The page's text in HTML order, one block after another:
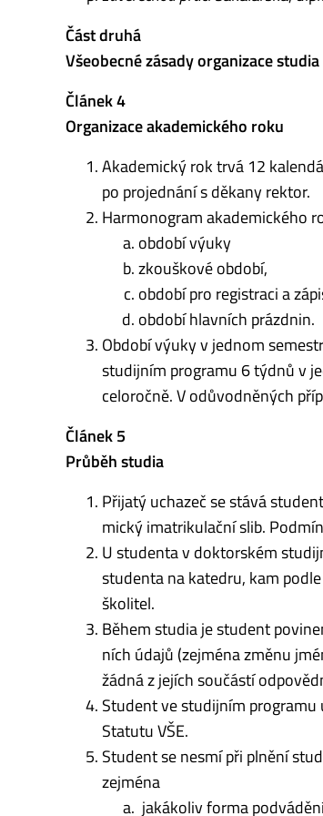
Část druhá
Všeobecné zásady organizace studia
Článek 4
Organizace akademického roku
Akademický rok trvá 12
po projednání s dě­kany rektor.
Harmonogram akademického
období výuky
zkouškové období,
období pro registraci a
ob­dobí hlavních prázdnin.
Období výuky v jednom
studijním programu 6 týdnů v
celoročně. V odůvodněných
Článek 5
Průběh studia
Přijatý uchazeč se stává
mický imatrikulační slib.
U studenta v doktorském
studenta na katedru, kam
školitel.
Během studia je student
ních údajů (zejména změnu
žádná z jejích součástí
Student ve studijním
Statutu VŠE.
Student se nesmí při plnění
zejména
jakákoliv forma